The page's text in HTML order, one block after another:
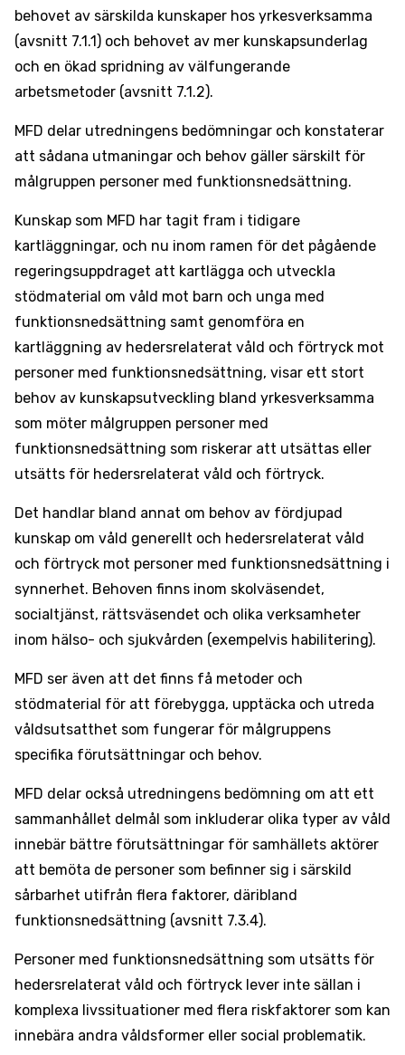
behovet av särskilda kunskaper hos yrkesverksamma
(avsnitt 7.1.1) och behovet av mer kunskapsunderlag
och en ökad spridning av välfungerande
arbetsmetoder (avsnitt 7.1.2).
MFD delar utredningens bedömningar och konstaterar
att sådana utmaningar och behov gäller särskilt för
målgruppen personer med funktionsnedsättning.
Kunskap som MFD har tagit fram i tidigare
kartläggningar, och nu inom ramen för det pågående
regeringsuppdraget att kartlägga och utveckla
stödmaterial om våld mot barn och unga med
funktionsnedsättning samt genomföra en
kartläggning av hedersrelaterat våld och förtryck mot
personer med funktionsnedsättning, visar ett stort
behov av kunskapsutveckling bland yrkesverksamma
som möter målgruppen personer med
funktionsnedsättning som riskerar att utsättas eller
utsätts för hedersrelaterat våld och förtryck.
Det handlar bland annat om behov av fördjupad
kunskap om våld generellt och hedersrelaterat våld
och förtryck mot personer med funktionsnedsättning i
synnerhet. Behoven finns inom skolväsendet,
socialtjänst, rättsväsendet och olika verksamheter
inom hälso- och sjukvården (exempelvis habilitering).
MFD ser även att det finns få metoder och
stödmaterial för att förebygga, upptäcka och utreda
våldsutsatthet som fungerar för målgruppens
specifika förutsättningar och behov.
MFD delar också utredningens bedömning om att ett
sammanhållet delmål som inkluderar olika typer av våld
innebär bättre förutsättningar för samhällets aktörer
att bemöta de personer som befinner sig i särskild
sårbarhet utifrån flera faktorer, däribland
funktionsnedsättning (avsnitt 7.3.4).
Personer med funktionsnedsättning som utsätts för
hedersrelaterat våld och förtryck lever inte sällan i
komplexa livssituationer med flera riskfaktorer som kan
innebära andra våldsformer eller social problematik.